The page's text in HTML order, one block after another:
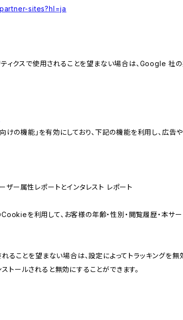
sites?hl=ja
ィクスで使用されることを望まない場合は、Google 社
けの機能」を有効にしており、下記の機能を利用し、
ー属性レポートとインタレスト レポート
を利用して、お客様の年齢・性別・閲覧履歴・本サ
ことを望まない場合は、設定によってトラッキングを
トールされると無効にすることができます。